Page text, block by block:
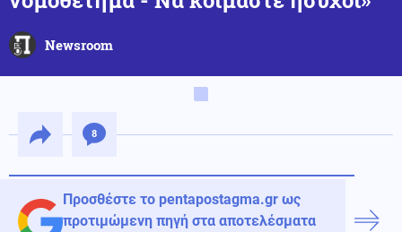
Newsroom
8
Προσθέστε το pentapostagma.gr ως
προτιμώμενη πηγή στα αποτελέσματα